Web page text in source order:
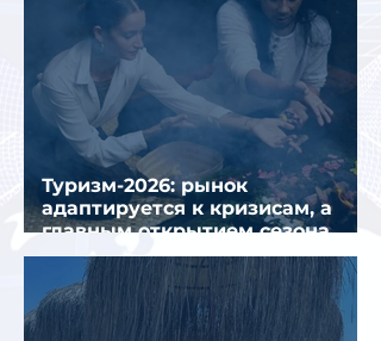
Туризм-2026: рынок
адаптируется к кризисам, а
главным открытием сезона
стал Вьетнам